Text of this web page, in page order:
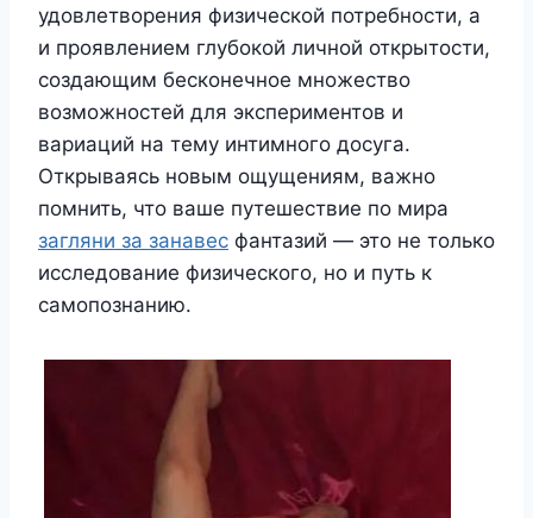
удовлетворения физической потребности, а
и проявлением глубокой личной открытости,
создающим бесконечное множество
возможностей для экспериментов и
вариаций на тему интимного досуга.
Открываясь новым ощущениям, важно
помнить, что ваше путешествие по мира
загляни за занавес фантазий — это не только
исследование физического, но и путь к
самопознанию.